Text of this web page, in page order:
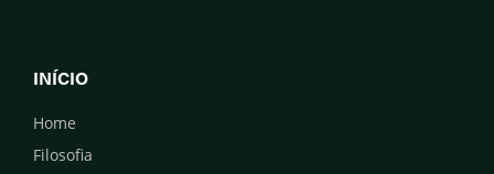
INÍCIO
Home
Filosofia